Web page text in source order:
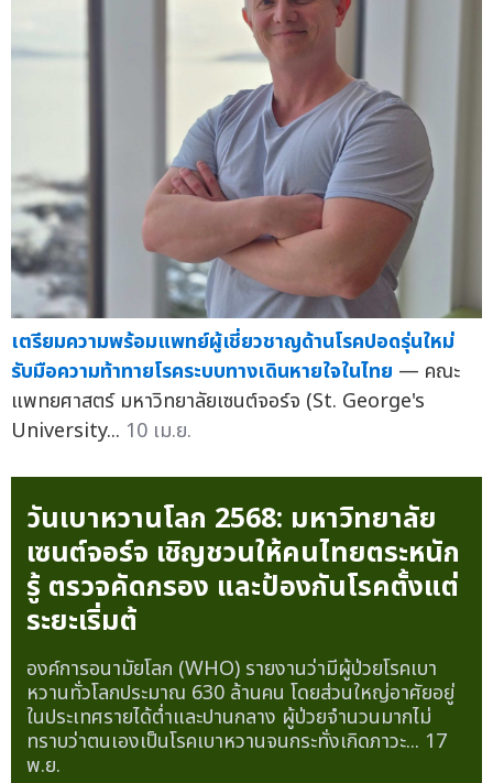
เตรียมความพร้อมแพทย์ผู้เชี่ยวชาญด้านโรคปอดรุ่นใหม่
รับมือความท้าทายโรคระบบทางเดินหายใจในไทย — คณะ
แพทยศาสตร์ มหาวิทยาลัยเซนต์จอร์จ (St. George's
University... 10 เม.ย.
วันเบาหวานโลก 2568: มหาวิทยาลัย
เซนต์จอร์จ เชิญชวนให้คนไทยตระหนัก
รู้ ตรวจคัดกรอง และป้องกันโรคตั้งแต่
ระยะเริ่มต้
องค์การอนามัยโลก (WHO) รายงานว่ามีผู้ป่วยโรคเบา
หวานทั่วโลกประมาณ 630 ล้านคน โดยส่วนใหญ่อาศัยอยู่
ในประเทศรายได้ต่ำและปานกลาง ผู้ป่วยจำนวนมากไม่
ทราบว่าตนเองเป็นโรคเบาหวานจนกระทั่งเกิดภาวะ... 17
พ.ย.